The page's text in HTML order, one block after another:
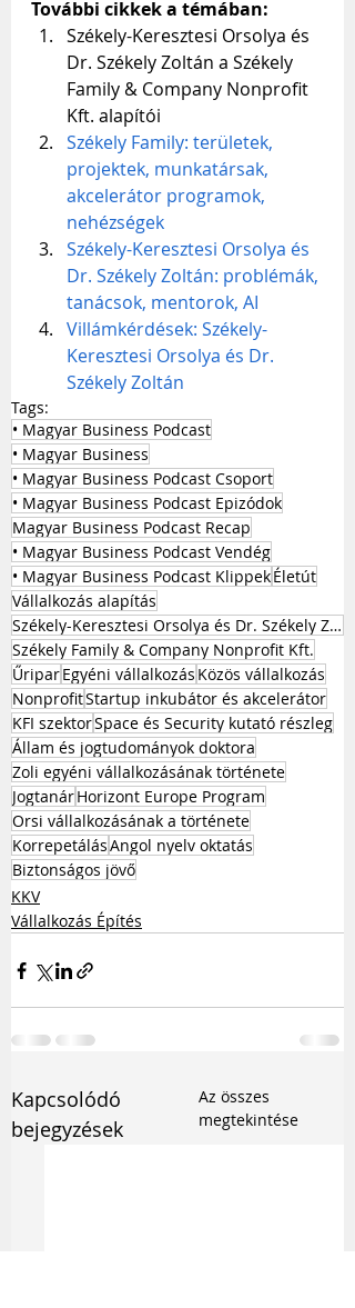
További cikkek a témában:
Székely-Keresztesi Orsolya és
Dr. Székely Zoltán a Székely
Family & Company Nonprofit
Kft. alapítói
Székely Family: területek,
projektek, munkatársak,
akcelerátor programok,
nehézségek
Székely-Keresztesi Orsolya és
Dr. Székely Zoltán: problémák,
tanácsok, mentorok, AI
Villámkérdések: Székely-
Keresztesi Orsolya és Dr.
Székely Zoltán
Tags:
• Magyar Business Podcast
• Magyar Business
• Magyar Business Podcast Csoport
• Magyar Business Podcast Epizódok
Magyar Business Podcast Recap
• Magyar Business Podcast Vendég
• Magyar Business Podcast KlippekÉletút
Vállalkozás alapítás
Székely-Keresztesi Orsolya és Dr. Székely Zoltán
Székely Family & Company Nonprofit Kft.
ŰriparEgyéni vállalkozás Közös vállalkozás
NonprofitStartup inkubátor és akcelerátor
KFI szektorSpace és Security kutató részleg
Állam és jogtudományok doktora
Zoli egyéni vállalkozásának története
JogtanárHorizont Europe Program
Orsi vállalkozásának a története
KorrepetálásAngol nyelv oktatás
Biztonságos jövő
KKV
Vállalkozás Építés
Kapcsolódó
bejegyzések
Az összes
megtekintése